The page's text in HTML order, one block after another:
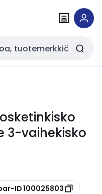
3-vaihekisko
ID 100025803